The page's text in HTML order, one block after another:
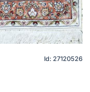
Id: 27120526